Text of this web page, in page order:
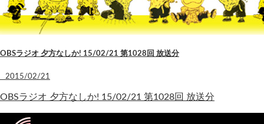
OBSラジオ 夕方なしか! 15/02/21 第1028回 放送分
2015/02/21
OBSラジオ 夕方なしか! 15/02/21 第1028回 放送分